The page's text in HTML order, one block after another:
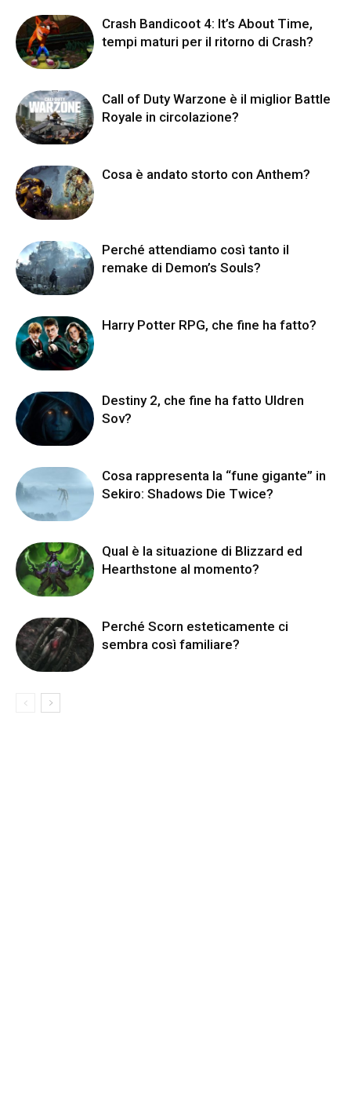
Crash Bandicoot 4: It’s About Time,
tempi maturi per il ritorno di Crash?
Call of Duty Warzone è il miglior Battle
Royale in circolazione?
Cosa è andato storto con Anthem?
Perché attendiamo così tanto il
remake di Demon’s Souls?
Harry Potter RPG, che fine ha fatto?
Destiny 2, che fine ha fatto Uldren
Sov?
Cosa rappresenta la “fune gigante” in
Sekiro: Shadows Die Twice?
Qual è la situazione di Blizzard ed
Hearthstone al momento?
Perché Scorn esteticamente ci
sembra così familiare?